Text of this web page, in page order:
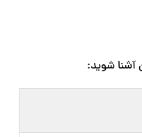
آشنا شوید: